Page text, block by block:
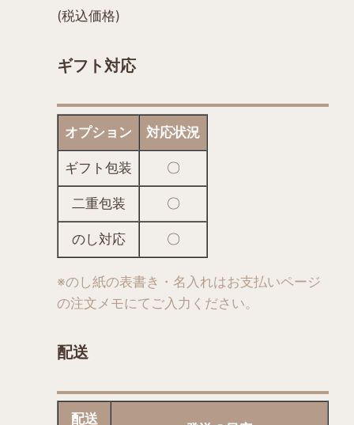
ン
選
す
(税込価格)
ギフト対応
オプション 対応状況
ギフト包装 〇
二重包装 〇
のし対応 〇
※のし紙の表書き・名入れはお支払いページ
の注文メモにてご入力ください。
配送
配送